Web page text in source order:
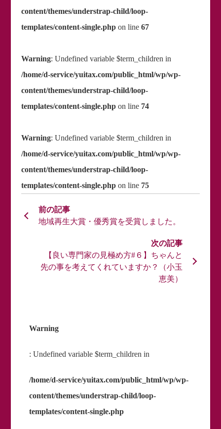
content/themes/understrap-child/loop-
templates/content-single.phpon line 67
Warning: Undefined variable $term_children in
/home/d-service/yuitax.com/public_html/wp/wp-
content/themes/understrap-child/loop-
templates/content-single.phpon line 74
Warning: Undefined variable $term_children in
/home/d-service/yuitax.com/public_html/wp/wp-
content/themes/understrap-child/loop-
templates/content-single.phpon line 75
地域再生大賞・優秀賞を受賞しました。
Warning
: Undefined variable $term_children in
/home/d-service/yuitax.com/public_html/wp/wp-
content/themes/understrap-child/loop-
templates/content-single.php
【良い専門家の見極め方#６】ちゃんと
先の事を考えてくれていますか？（小玉
恵美）